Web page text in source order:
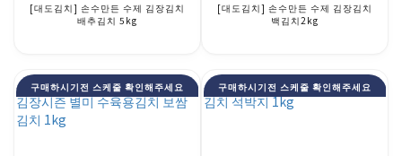
[대도김치] 손수만든 수제 김장김치
배추김치 5kg
[대도김치] 손수만든 수제 김장김치
백김치2kg
구매하시기전 스케줄 확인해주세요 구매하시기전 스케줄 확인해주세요